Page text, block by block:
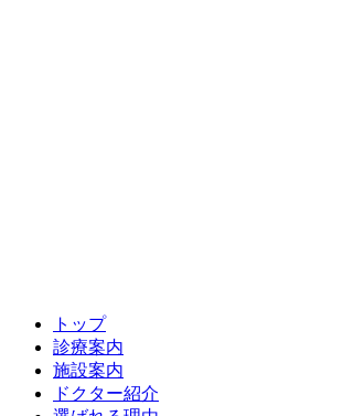
トップ
診療案内
施設案内
ドクター紹介